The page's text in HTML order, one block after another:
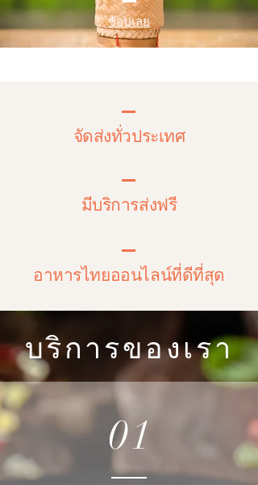
ช้อปเลย
จัดส่งทั่วประเทศ
มีบริการส่งฟรี
อาหารไทยออนไลน์ที่ดีที่สุด
บริการของเรา
01